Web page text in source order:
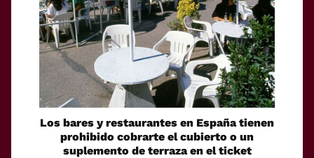
Los bares y restaurantes en España tienen
prohibido cobrarte el cubierto o un
suplemento de terraza en el ticket